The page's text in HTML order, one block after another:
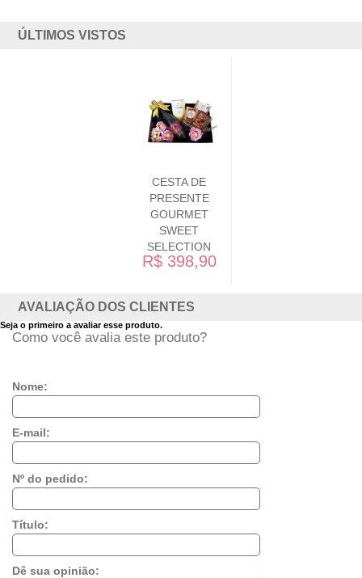
ÚLTIMOS VISTOS
CESTA DE
PRESENTE
GOURMET
SWEET
SELECTION
R$ 398,90
AVALIAÇÃO DOS CLIENTES
Seja o primeiro a avaliar esse produto.
Como você avalia este produto?
Nome:
E-mail:
Nº do pedido:
Título:
Dê sua opinião: